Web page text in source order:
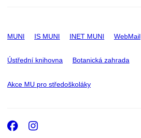
MUNI IS MUNI INET MUNI WebMail
Ústřední knihovna Botanická zahrada
Akce MU pro středoškoláky
Facebook
Instagram